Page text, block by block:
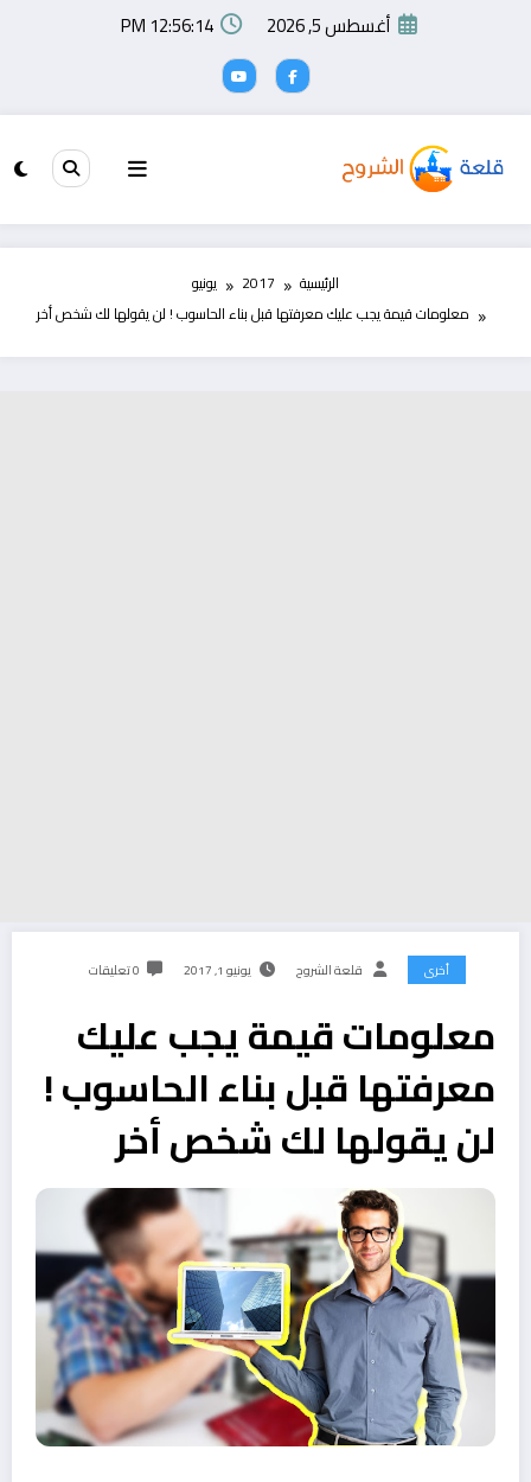
أغسطس 5, 2026 12:56:15 PM
الرئيسية 2017
يونيو
معلومات قيمة يجب عليك معرفتها قبل بناء الحاسوب ! لن يقولها لك شخص أخر
أخرى قلعة الشروح يونيو 1, 2017 0 تعليقات
معلومات قيمة يجب عليك
معرفتها قبل بناء الحاسوب !
لن يقولها لك شخص أخر